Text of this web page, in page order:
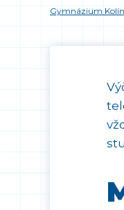
Gymnázium Kolín